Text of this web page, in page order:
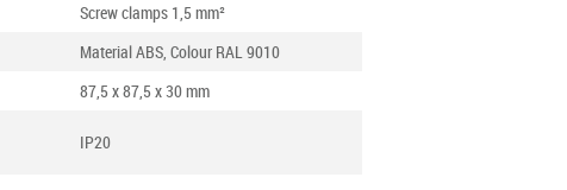
Screw clamps 1,5 mm²
Material ABS, Colour RAL 9010
87,5 x 87,5 x 30 mm
IP20